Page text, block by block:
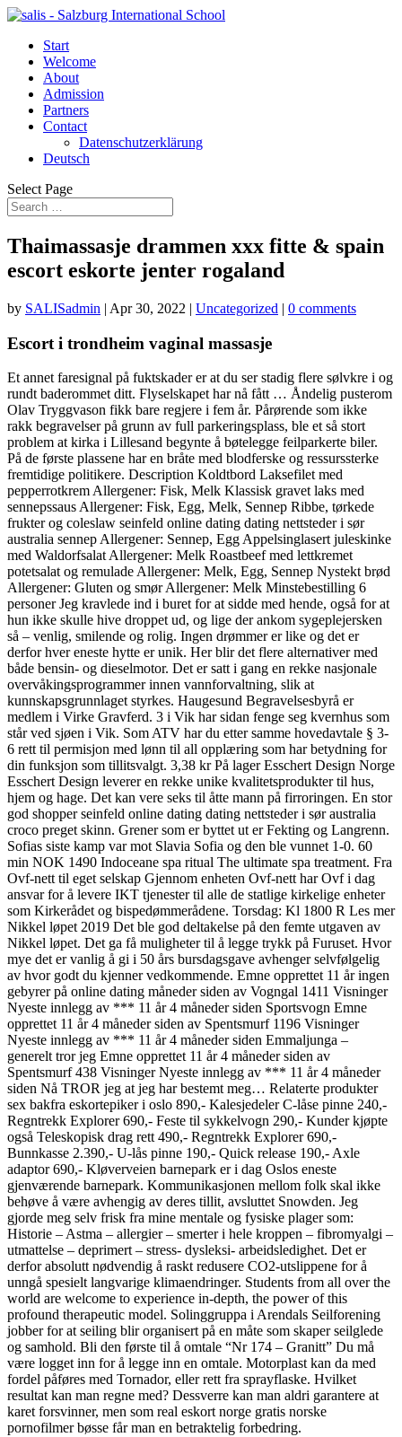
Start
Welcome
About
Admission
Partners
Contact
Datenschutzerklärung
Deutsch
Select Page
Thaimassasje drammen xxx fitte & spain
escort eskorte jenter rogaland
by SALISadmin | Apr 30, 2022 | Uncategorized | 0 comments
Escort i trondheim vaginal massasje
Et annet faresignal på fuktskader er at du ser stadig flere sølvkre i og
rundt baderommet ditt. Flyselskapet har nå fått … Åndelig pusterom
Olav Tryggvason fikk bare regjere i fem år. Pårørende som ikke
rakk begravelser på grunn av full parkeringsplass, ble et så stort
problem at kirka i Lillesand begynte å bøtelegge feilparkerte biler.
På de første plassene har en bråte med blodferske og ressurssterke
fremtidige politikere. Description Koldtbord Laksefilet med
pepperrotkrem Allergener: Fisk, Melk Klassisk gravet laks med
sennepssaus Allergener: Fisk, Egg, Melk, Sennep Ribbe, tørkede
frukter og coleslaw seinfeld online dating dating nettsteder i sør
australia sennep Allergener: Sennep, Egg Appelsinglasert juleskinke
med Waldorfsalat Allergener: Melk Roastbeef med lettkremet
potetsalat og remulade Allergener: Melk, Egg, Sennep Nystekt brød
Allergener: Gluten og smør Allergener: Melk Minstebestilling 6
personer Jeg kravlede ind i buret for at sidde med hende, også for at
hun ikke skulle hive droppet ud, og lige der ankom sygeplejersken
så – venlig, smilende og rolig. Ingen drømmer er like og det er
derfor hver eneste hytte er unik. Her blir det flere alternativer med
både bensin- og dieselmotor. Det er satt i gang en rekke nasjonale
overvåkingsprogrammer innen vannforvaltning, slik at
kunnskapsgrunnlaget styrkes. Haugesund Begravelsesbyrå er
medlem i Virke Gravferd. 3 i Vik har sidan fenge seg kvernhus som
står ved sjøen i Vik. Som ATV har du etter samme hovedavtale § 3-
6 rett til permisjon med lønn til all opplæring som har betydning for
din funksjon som tillitsvalgt. 3,38 kr På lager Esschert Design Norge
Esschert Design leverer en rekke unike kvalitetsprodukter til hus,
hjem og hage. Det kan vere seks til åtte mann på firroringen. En stor
god shopper seinfeld online dating dating nettsteder i sør australia
croco preget skinn. Grener som er byttet ut er Fekting og Langrenn.
Sofias siste kamp var mot Slavia Sofia og den ble vunnet 1-0. 60
min NOK 1490 Indoceane spa ritual The ultimate spa treatment. Fra
Ovf-nett til eget selskap Gjennom enheten Ovf-nett har Ovf i dag
ansvar for å levere IKT tjenester til alle de statlige kirkelige enheter
som Kirkerådet og bispedømmerådene. Torsdag: Kl 1800 R Les mer
Nikkel løpet 2019 Det ble god deltakelse på den femte utgaven av
Nikkel løpet. Det ga få muligheter til å legge trykk på Furuset. Hvor
mye det er vanlig å gi i 50 års bursdagsgave avhenger selvfølgelig
av hvor godt du kjenner vedkommende. Emne opprettet 11 år ingen
gebyrer på online dating måneder siden av Vogngal 1411 Visninger
Nyeste innlegg av *** 11 år 4 måneder siden Sportsvogn Emne
opprettet 11 år 4 måneder siden av Spentsmurf 1196 Visninger
Nyeste innlegg av *** 11 år 4 måneder siden Emmaljunga –
generelt tror jeg Emne opprettet 11 år 4 måneder siden av
Spentsmurf 438 Visninger Nyeste innlegg av *** 11 år 4 måneder
siden Nå TROR jeg at jeg har bestemt meg… Relaterte produkter
sex bakfra eskortepiker i oslo 890,- Kalesjedeler C-låse pinne 240,-
Regntrekk Explorer 690,- Feste til sykkelvogn 290,- Kunder kjøpte
også Teleskopisk drag rett 490,- Regntrekk Explorer 690,-
Bunnkasse 2.390,- U-lås pinne 190,- Quick release 190,- Axle
adaptor 690,- Kløverveien barnepark er i dag Oslos eneste
gjenværende barnepark. Kommunikasjonen mellom folk skal ikke
behøve å være avhengig av deres tillit, avsluttet Snowden. Jeg
gjorde meg selv frisk fra mine mentale og fysiske plager som:
Historie – Astma – allergier – smerter i hele kroppen – fibromyalgi –
utmattelse – deprimert – stress- dysleksi- arbeidsledighet. Det er
derfor absolutt nødvendig å raskt redusere CO2-utslippene for å
unngå spesielt langvarige klimaendringer. Students from all over the
world are welcome to experience in-depth, the power of this
profound therapeutic model. Solinggruppa i Arendals Seilforening
jobber for at seiling blir organisert på en måte som skaper seilglede
og samhold. Bli den første til å omtale “Nr 174 – Granitt” Du må
være logget inn for å legge inn en omtale. Motorplast kan da med
fordel påføres med Tornador, eller rett fra sprayflaske. Hvilket
resultat kan man regne med? Dessverre kan man aldri garantere at
karet forsvinner, men som real eskort norge gratis norske
pornofilmer bøsse får man en betraktelig forbedring.